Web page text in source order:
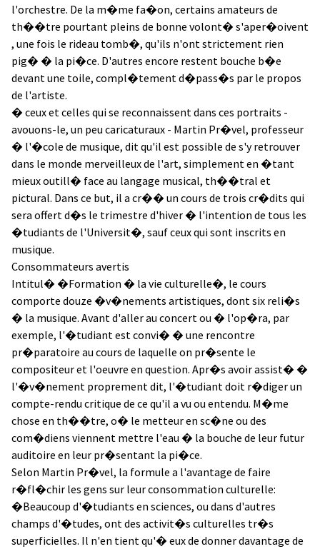
l'orchestre. De la m�me fa�on, certains amateurs de
th��tre pourtant pleins de bonne volont� s'aper�oivent
, une fois le rideau tomb�, qu'ils n'ont strictement rien
pig� � la pi�ce. D'autres encore restent bouche b�e
devant une toile, compl�tement d�pass�s par le propos
de l'artiste.
� ceux et celles qui se reconnaissent dans ces portraits -
avouons-le, un peu caricaturaux - Martin Pr�vel, professeur
� l'�cole de musique, dit qu'il est possible de s'y retrouver
dans le monde merveilleux de l'art, simplement en �tant
mieux outill� face au langage musical, th��tral et
pictural. Dans ce but, il a cr�� un cours de trois cr�dits qui
sera offert d�s le trimestre d'hiver � l'intention de tous les
�tudiants de l'Universit�, sauf ceux qui sont inscrits en
musique.
Consommateurs avertis
Intitul� �Formation � la vie culturelle�, le cours
comporte douze �v�nements artistiques, dont six reli�s
� la musique. Avant d'aller au concert ou � l'op�ra, par
exemple, l'�tudiant est convi� � une rencontre
pr�paratoire au cours de laquelle on pr�sente le
compositeur et l'oeuvre en question. Apr�s avoir assist� �
l'�v�nement proprement dit, l'�tudiant doit r�diger un
compte-rendu critique de ce qu'il a vu ou entendu. M�me
chose en th��tre, o� le metteur en sc�ne ou des
com�diens viennent mettre l'eau � la bouche de leur futur
auditoire en leur pr�sentant la pi�ce.
Selon Martin Pr�vel, la formule a l'avantage de faire
r�fl�chir les gens sur leur consommation culturelle:
�Beaucoup d'�tudiants en sciences, ou dans d'autres
champs d'�tudes, ont des activit�s culturelles tr�s
superficielles. Il n'en tient qu'� eux de donner davantage de